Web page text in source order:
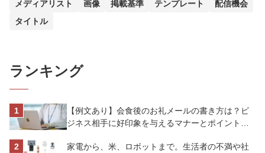
メディアリスト
画像 掲載基準 テンプレート
配信機会
タイトル
ランキング
【例文あり】会食後のお礼メールの書き方は？ビ
ジネス相手に好印象を与えるマナーとポイントを
家電から、米、ロボットまで。生活者の不満や社